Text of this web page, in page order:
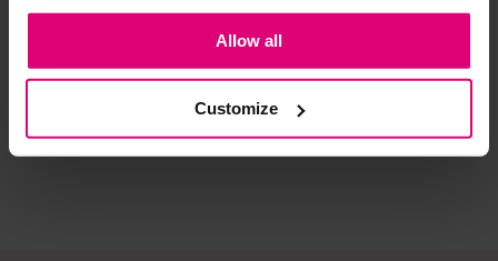
Allow all
Customize
Sisters Point Sisters Point
Denim short